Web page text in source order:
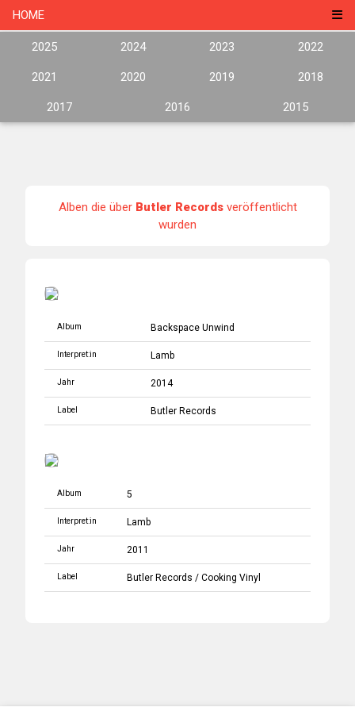
HOME
2025 2024 2023 2022
2021 2020 2019 2018
2017 2016 2015
Alben die über Butler Recordsveröffentlicht
wurden
Album Backspace Unwind
Interpret:in Lamb
Jahr 2014
Label Butler Records
Album 5
Interpret:in Lamb
Jahr 2011
Label Butler Records / Cooking Vinyl